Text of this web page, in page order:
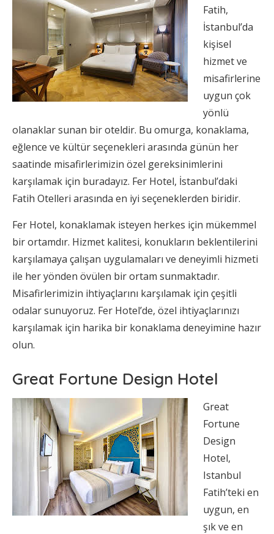
Fatih,
İstanbul’da
kişisel
hizmet ve
misafirlerine
uygun çok
yönlü
olanaklar sunan bir oteldir. Bu omurga, konaklama,
eğlence ve kültür seçenekleri arasında günün her
saatinde misafirlerimizin özel gereksinimlerini
karşılamak için buradayız. Fer Hotel, İstanbul’daki
Fatih Otelleri arasında en iyi seçeneklerden biridir.
Fer Hotel, konaklamak isteyen herkes için mükemmel
bir ortamdır. Hizmet kalitesi, konukların beklentilerini
karşılamaya çalışan uygulamaları ve deneyimli hizmeti
ile her yönden övülen bir ortam sunmaktadır.
Misafirlerimizin ihtiyaçlarını karşılamak için çeşitli
odalar sunuyoruz. Fer Hotel’de, özel ihtiyaçlarınızı
karşılamak için harika bir konaklama deneyimine hazır
olun.
Great Fortune Design Hotel
Great
Fortune
Design
Hotel,
Istanbul
Fatih’teki en
uygun, en
şık ve en